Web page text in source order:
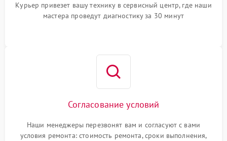
Курьер привезет вашу технику в сервисный центр, где наши
мастера проведут диагностику за 30 минут
Согласование условий
Наши менеджеры перезвонят вам и согласуют с вами
условия ремонта: стоимость ремонта, сроки выполнения,